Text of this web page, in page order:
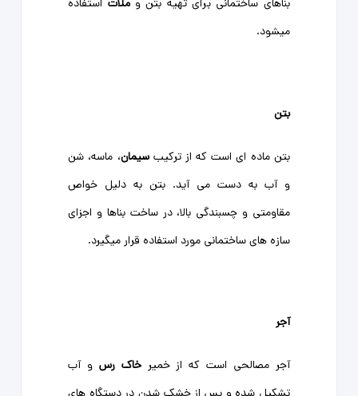
بناهای ساختمانی برای تهیه بتن وملات استفاده
میشود.
بتن
بتن ماده ای است که از ترکیبسیمان، ماسه، شن
و آب به دست می آید. بتن به دلیل خواص
مقاومتی و چسبندگی بالا، در ساخت بناها و اجزای
سازه های ساختمانی مورد استفاده قرار میگیرد.
آجر
آجر مصالحی است که از خمیرخاک رس و آب